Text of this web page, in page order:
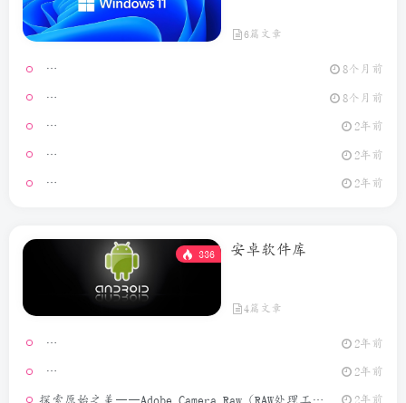
6篇文章
Video
8个月前
MouseClick
8个月前
2年前
2年前
GeoPort
2年前
336 安卓软件库
4篇文章
2年前
模拟定位
2年前
探索原始之美——Adobe Camera Raw（RAW处理工具）介绍 2年前